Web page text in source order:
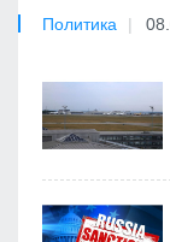
Политика